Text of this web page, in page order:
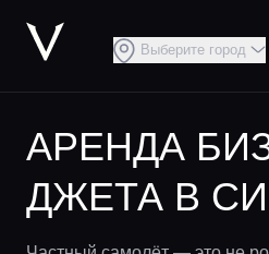
Выберите город
АРЕНДА
ДЖЕТА В